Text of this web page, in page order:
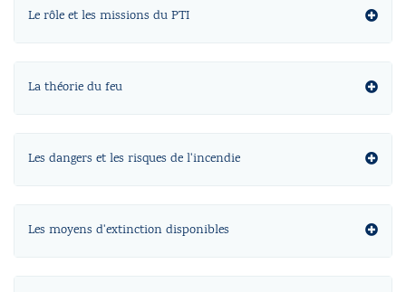
Le rôle et les missions du PTI
La théorie du feu
Les dangers et les risques de l'incendie
Les moyens d'extinction disponibles